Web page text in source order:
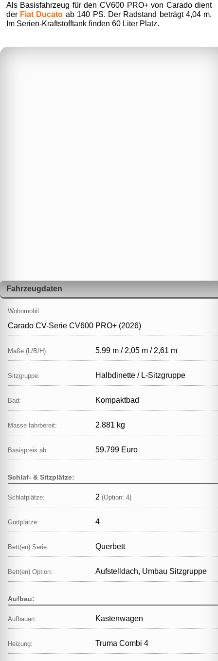
Als Basisfahrzeug für den CV600 PRO+ von Carado dient
der Fiat Ducato ab 140 PS. Der Radstand beträgt 4,04 m.
Im Serien-Kraftstofftank finden 60 Liter Platz.
Fahrzeugdaten
Wohnmobil:
Carado CV-Serie CV600 PRO+ (2026)
Maße (L/B/H): 5,99 m / 2,05 m / 2,61 m
Sitzgruppe: Halbdinette / L‑Sitzgruppe
Bad: Kompaktbad
Masse fahrbereit: 2.881 kg
Basispreis ab: 59.799 Euro
Schlaf- & Sitzplätze:
Schlafplätze: 2 (Option: 4)
Gurtplätze: 4
Bett(en) Serie: Querbett
Bett(en) Option: Aufstelldach, Umbau Sitzgruppe
Aufbau:
Aufbauart: Kastenwagen
Heizung: Truma Combi 4